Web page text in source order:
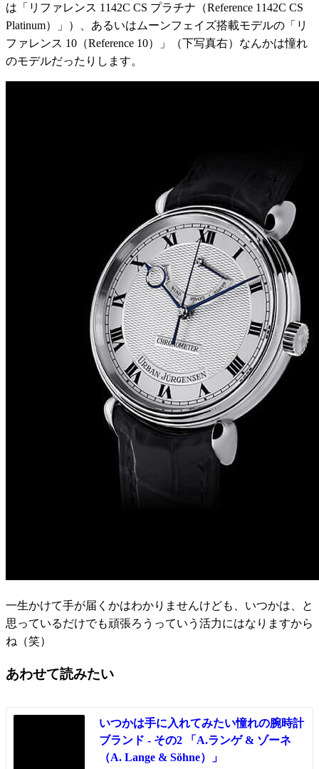
は「リファレンス 1142C CS プラチナ（Reference 1142C CS
Platinum）」）、あるいはムーンフェイズ搭載モデルの「リ
ファレンス 10（Reference 10）」（下写真右）なんかは憧れ
のモデルだったりします。
一生かけて手が届くかはわかりませんけども、いつかは、と
思っているだけでも頑張ろうっていう活力にはなりますから
ね（笑）
あわせて読みたい
いつかは手に入れてみたい憧れの腕時計
ブランド - その2 「A.ランゲ & ゾーネ
（A. Lange & Söhne）」